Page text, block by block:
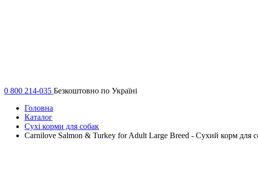
0 800 214-035 Безкоштовно по Україні
Головна
Каталог
Сухі корми для собак
Carnilove Salmon & Turkey for Adult Large Breed - Сухий корм для